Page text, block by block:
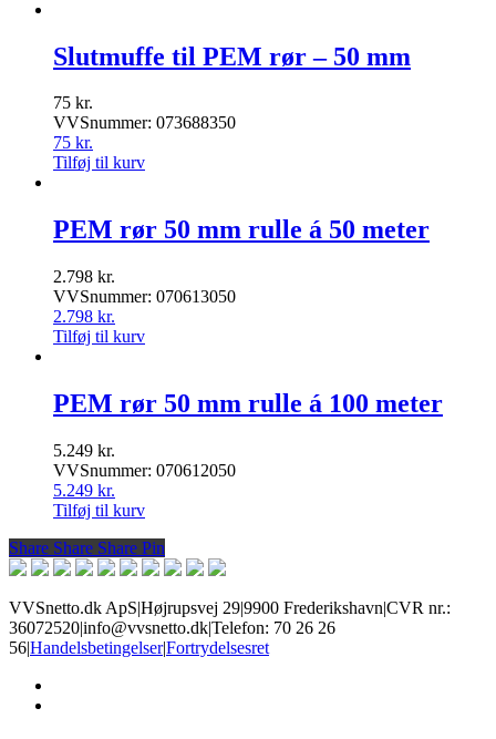
Slutmuffe til PEM rør – 50 mm
75 kr.
VVSnummer: 073688350
75 kr.
Tilføj til kurv
PEM rør 50 mm rulle á 50 meter
2.798 kr.
VVSnummer: 070613050
2.798 kr.
Tilføj til kurv
PEM rør 50 mm rulle á 100 meter
5.249 kr.
VVSnummer: 070612050
5.249 kr.
Tilføj til kurv
Share
Share Share Share Pin
VVSnetto.dk ApS|Højrupsvej 29|9900 Frederikshavn|CVR nr.:
36072520|info@vvsnetto.dk|Telefon: 70 26 26
56|Handelsbetingelser|Fortrydelsesret